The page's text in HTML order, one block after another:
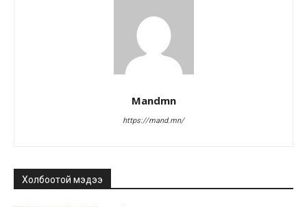
Mandmn
https://mand.mn/
Холбоотой мэдээ